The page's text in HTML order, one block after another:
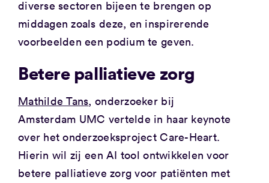
diverse sectoren bijeen te brengen op
middagen zoals deze, en inspirerende
voorbeelden een podium te geven.
Betere palliatieve zorg
Mathilde Tans, onderzoeker bij
Amsterdam UMC vertelde in haar keynote
over het onderzoeksproject Care-Heart.
Hierin wil zij een AI tool ontwikkelen voor
betere palliatieve zorg voor patiënten met